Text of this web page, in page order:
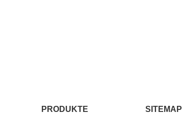
PRODUKTE
SITEMAP